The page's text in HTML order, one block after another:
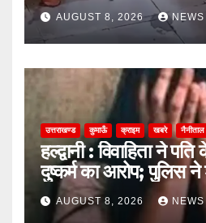
AUGUST 8, 2026
उत्तराखण्ड कुमाऊँ क्राइम खबरे नैनीताल
हल्द्वानी : विवाहिता ने
दुष्कर्म का आरोप; पुलिस
AUGUST 8, 2026